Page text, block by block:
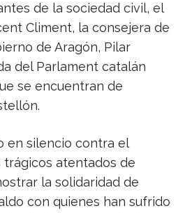
de la sociedad civil, el
Climent, la consejera de
de Aragón, Pilar
del Parlament catalán
se encuentran de
en silencio contra el
atentados de
la solidaridad de
con quienes han sufrido